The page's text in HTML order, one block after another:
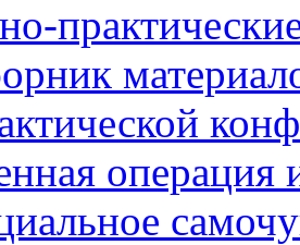
операция